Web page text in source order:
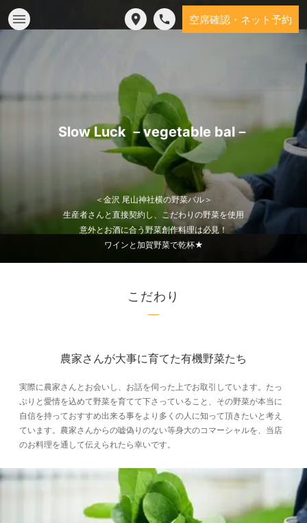
空席確認・ネット予約
Slow Luck －vegetable bal－
＜金沢 尾山神社横の野菜バル＞
生産者さんと直接契約し、こだわりの野菜を使用
意外とお酒に合う野菜創作料理は必見！
ワインと加賀野菜で乾杯★
こだわり
農家さんが大事に育てた有機野菜たち
実際に農家さんとお会いし、お話を伺った上でお取引しています。たっ
ぷりと愛情を込めて野菜を育てて下さっていること、その野菜が本当に
自信を持っておすすめ出来る事をより多くの人に知って頂きたいと考え
ています。農家さんからの嘘偽りのない等身大のコマーシャルを、当店
のお料理を通して伝えられたら幸いです。